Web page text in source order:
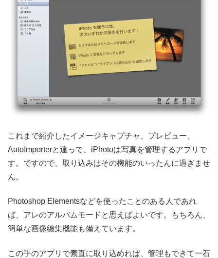
これまで紹介したイメージキャプチャ、プレビュー、
AutoImporterと違って、iPhotoは写真を管理するアプリで
す。ですので、取り込みはその機能のいったんに過ぎませ
ん。
Photoshop Elementsなどを使ったことのある人であれ
ば、アレのアルバムモードと思えばよいです。もちろん、
簡単な画像編集機能も備えています。
この手のアプリで素直に取り込めれば、管理もできて一石